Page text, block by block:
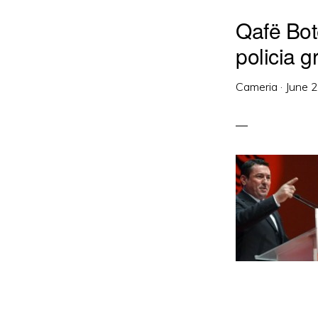
Qafë
policia
Cameria · June